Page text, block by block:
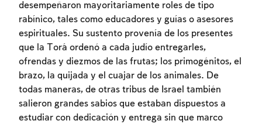
desempeñaron mayoritariamente roles de tipo
rabínico, tales como educadores y guías o asesores
espirituales. Su sustento provenía de los presentes
que la Torá ordenó a cada judío entregarles,
ofrendas y diezmos de las frutas; los primogénitos, el
brazo, la quijada y el cuajar de los animales. De
todas maneras, de otras tribus de Israel también
salieron grandes sabios que estaban dispuestos a
estudiar con dedicación y entrega sin que marco